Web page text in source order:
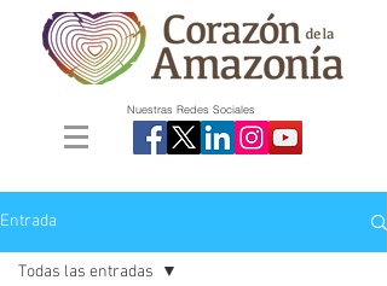
Nuestras Redes Sociales
Entrada
Todas las entradas